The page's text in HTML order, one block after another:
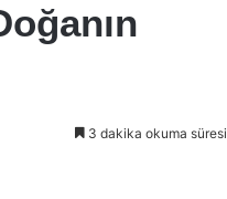
3 dakika okuma süresi